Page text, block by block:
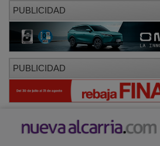
PUBLICIDAD
PUBLICIDAD